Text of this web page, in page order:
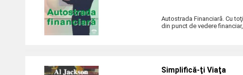
Autostrada Financiară. Cu
din punct de vedere
Simplifică-ţi Viaţa